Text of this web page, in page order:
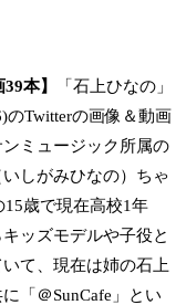
本】
「石上ひなの」
のTwitterの画像＆動画
ミュージック所属の
しがみひなの）ちゃ
15歳で現在高校1年
ッズモデルや子役と
て、現在は姉の石上
「＠SunCafe」とい